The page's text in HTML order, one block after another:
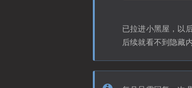
已拉进小黑屋，以
后续就看不到隐藏